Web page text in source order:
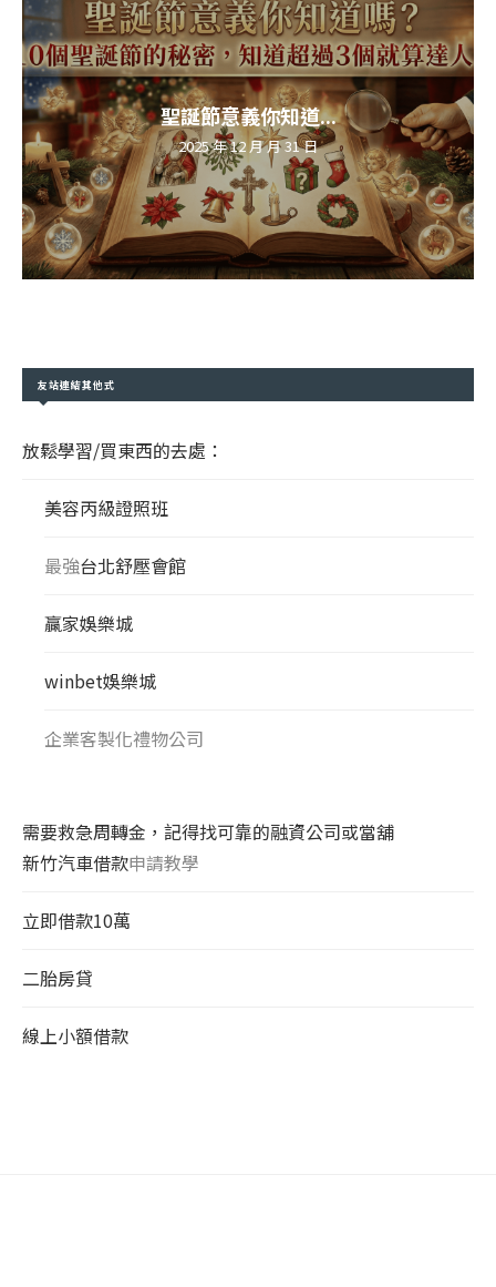
聖誕節意義你知道...
2025 年 12 月 月 31 日
友站連結其他式
放鬆學習/買東西的去處：
美容丙級證照班
最強台北舒壓會館
贏家娛樂城
winbet娛樂城
企業客製化禮物公司
需要救急周轉金，記得找可靠的融資公司或當舖
新竹汽車借款申請教學
立即借款10萬
二胎房貸
線上小額借款